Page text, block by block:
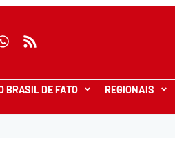
BRASIL DE FATO REGIONAIS